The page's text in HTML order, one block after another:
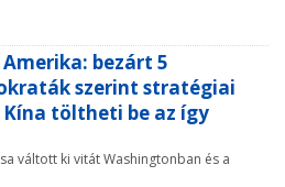
bezárt 5
szerint stratégiai
töltheti be az így
váltott ki vitát Washingtonban és a